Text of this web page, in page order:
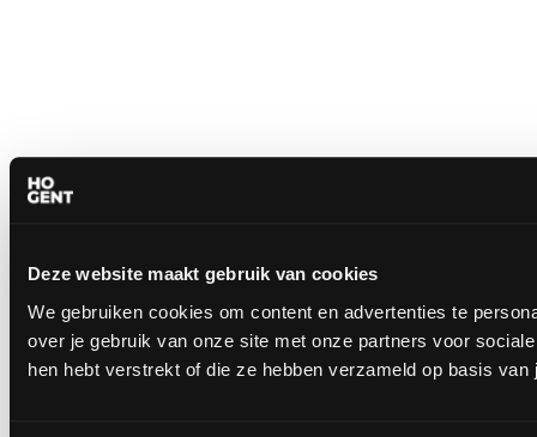
Deze website maakt gebruik van cookies
We gebruiken cookies om content en advertenties te
over je gebruik van onze site met onze partners voor
hen hebt verstrekt of die ze hebben verzameld op basis van